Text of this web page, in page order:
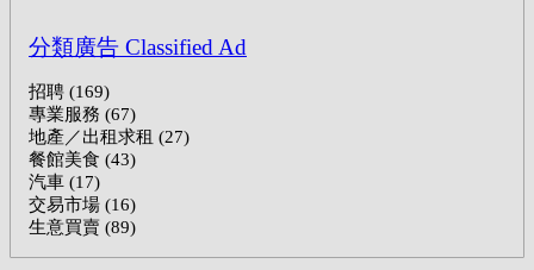
分類廣告 Classified Ad
招聘 (169)
專業服務 (67)
地產／出租求租 (27)
餐館美食 (43)
汽車 (17)
交易市場 (16)
生意買賣 (89)